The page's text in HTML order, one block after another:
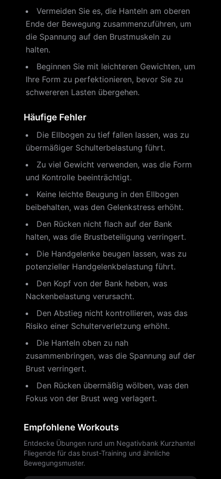
Vermeiden Sie es, die Hanteln am oberen
Ende der Bewegung zusammenzuführen, um
die Spannung auf den Brustmuskeln zu
halten.
Beginnen Sie mit leichteren Gewichten, um
Ihre Form zu perfektionieren, bevor Sie zu
schwereren Lasten übergehen.
Häufige Fehler
Die Ellbogen zu tief fallen lassen, was zu
übermäßiger Schulterbelastung führt.
Zu viel Gewicht verwenden, was die Form
und Kontrolle beeinträchtigt.
Keine leichte Beugung in den Ellbogen
beibehalten, was den Gelenkstress erhöht.
Den Rücken nicht flach auf der Bank
halten, was die Brustbeteiligung verringert.
Die Handgelenke beugen lassen, was zu
potenzieller Handgelenkbelastung führt.
Den Kopf von der Bank heben, was
Nackenbelastung verursacht.
Den Abstieg nicht kontrollieren, was das
Risiko einer Schulterverletzung erhöht.
Die Hanteln oben zu nah
zusammenbringen, was die Spannung auf der
Brust verringert.
Den Rücken übermäßig wölben, was den
Fokus von der Brust weg verlagert.
Empfohlene Workouts
Entdecke Übungen rund um Negativbank Kurzhantel
Fliegende für das brust-Training und ähnliche
Bewegungsmuster.